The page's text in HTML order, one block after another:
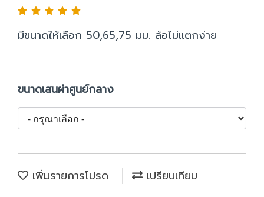
มีขนาดให้เลือก 50,65,75 มม. ล้อไม่แตกง่าย
ขนาดเสนผ่าศูนย์กลาง
เพิ่มรายการโปรด
เปรียบเทียบ